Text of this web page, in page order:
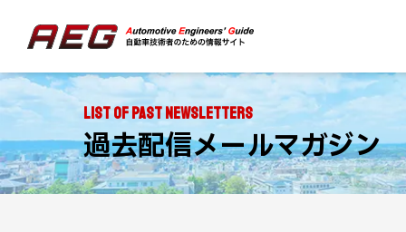
List of Past Newsletters
過去配信メールマガジン